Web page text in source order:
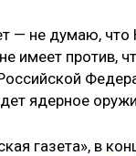
— не думаю,
имеет против,
ядерное
газета», в